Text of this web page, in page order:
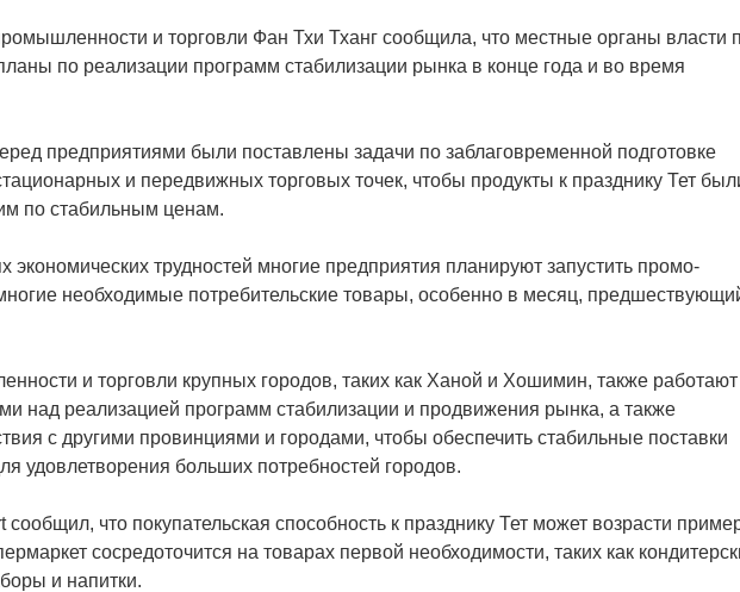
и торговли Фан Тхи Тханг сообщила, что местные органы власти
по реализации программ стабилизации рынка в конце года и во время
предприятиями были поставлены задачи по заблаговременной подготовке
и передвижных торговых точек, чтобы продукты к празднику Тет
по стабильным ценам.
экономических трудностей многие предприятия планируют запустить промо-
необходимые потребительские товары, особенно в месяц,
и торговли крупных городов, таких как Ханой и Хошимин, также работают
над реализацией программ стабилизации и продвижения рынка, а также
с другими провинциями и городами, чтобы обеспечить стабильные поставки
удовлетворения больших потребностей городов.
сообщил, что покупательская способность к празднику Тет может возрасти
сосредоточится на товарах первой необходимости, таких как
и напитки.